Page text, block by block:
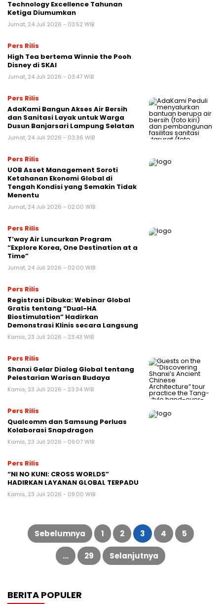
Technology Excellence Tahunan
Ketiga Diumumkan
Jumat, 24 Juli 2026 - 03:52 WIB
Pers Rilis
High Tea bertema Winnie the Pooh
Disney di SKAI
Jumat, 24 Juli 2026 - 03:47 WIB
Pers Rilis
AdaKami Bangun Akses Air Bersih
dan Sanitasi Layak untuk Warga
Dusun Banjarsari Lampung Selatan
Jumat, 24 Juli 2026 - 03:36 WIB
Pers Rilis
UOB Asset Management Soroti
Ketahanan Ekonomi Global di
Tengah Kondisi yang Semakin Tidak
Menentu
Jumat, 24 Juli 2026 - 02:00 WIB
Pers Rilis
T’way Air Luncurkan Program
“Explore Korea, One Destination at a
Time”
Jumat, 24 Juli 2026 - 02:00 WIB
Pers Rilis
Registrasi Dibuka: Webinar Global
Gratis tentang “Dual-HA
Biostimulation” Hadirkan
Demonstrasi Klinis secara Langsung
Kamis, 23 Juli 2026 - 23:43 WIB
Pers Rilis
Shanxi Gelar Dialog Global tentang
Pelestarian Warisan Budaya
Kamis, 23 Juli 2026 - 23:34 WIB
Pers Rilis
Qualcomm dan Samsung Perluas
Kolaborasi Snapdragon
Kamis, 23 Juli 2026 - 09:07 WIB
Pers Rilis
“NI NO KUNI: CROSS WORLDS”
HADIRKAN LAYANAN GLOBAL TERPADU
Kamis, 23 Juli 2026 - 09:00 WIB
Paginasi
posSebelumnya 1 2 3 4 5
… 29 Selanjutnya
BERITA POPULER